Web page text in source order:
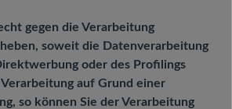
gegen die Verarbeitung
soweit die Datenverarbeitung
oder des Profilings
auf Grund einer
so können Sie der Verarbeitung